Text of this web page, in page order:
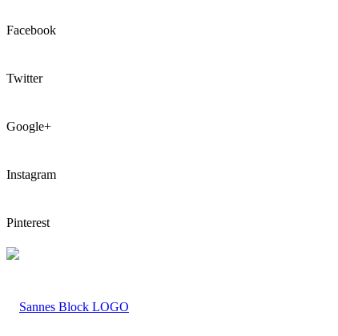
Facebook
Twitter
Google+
Instagram
Pinterest
LOGO